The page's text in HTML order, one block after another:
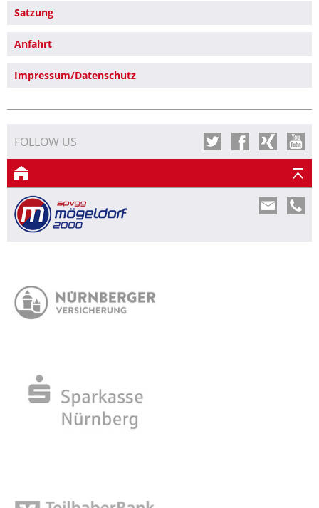
Satzung
Anfahrt
Impressum/Datenschutz
FOLLOW US